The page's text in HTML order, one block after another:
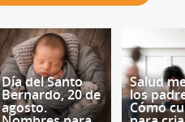
Día del Santo
Bernardo, 20 de
agosto.
Salud
los
Cómo